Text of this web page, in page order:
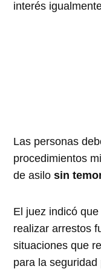
interés
Las personas
procedimientos
de asilosin
El juez indicó
realizar arrestos
situaciones que
para la seguridad